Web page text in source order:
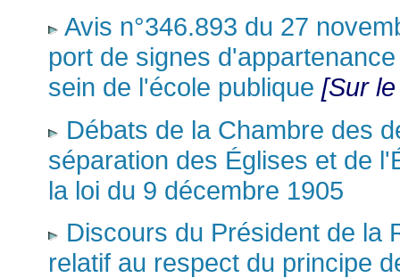
Avis n°346.893 du 27
port de signes
sein de l'école publique [Sur
Débats de la Chambre des
séparation des Églises et de
la loi du 9 décembre 1905
Discours du Président de la
relatif au respect du principe